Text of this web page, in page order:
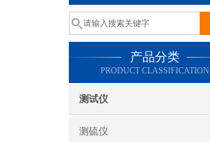
产品分类
PRODUCT CLASSIFICATION
测试仪
测硫仪